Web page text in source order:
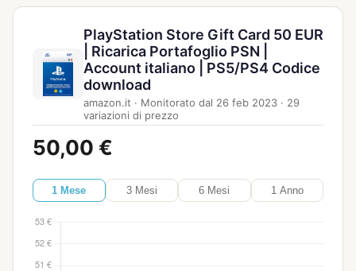
PlayStation Store Gift Card 50 EUR
| Ricarica Portafoglio PSN |
Account italiano | PS5/PS4 Codice
download
amazon.it · Monitorato dal 26 feb 2023 · 29
variazioni di prezzo
50,00 €
1 Mese 3 Mesi 6 Mesi 1 Anno